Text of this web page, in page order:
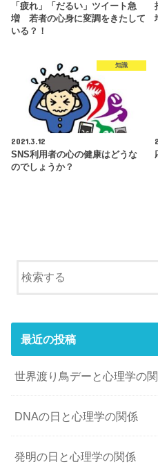
「疲れ」「だるい」ツイート急
増 若者の心身に変調をきたして
いる？！
知識
2021.3.12
SNS利用者の心の健康はどうな
のでしょうか？
最近の投稿
世界渡り鳥デーと心理学の
DNAの日と心理学の関係
発明の日と心理学の関係